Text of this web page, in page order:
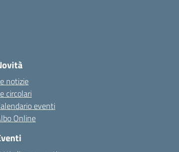
notizie
circolari
eventi
Online